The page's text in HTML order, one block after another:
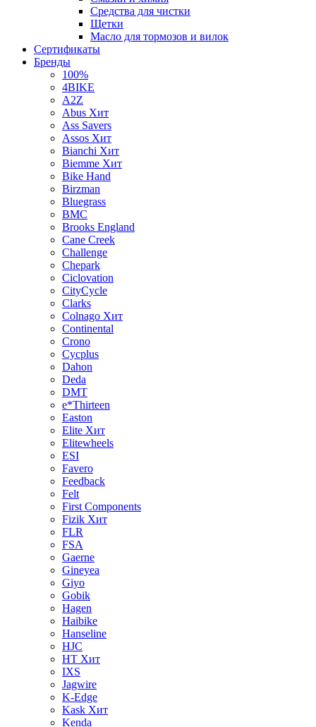
Средства для чистки
Щетки
Масло для тормозов и вилок
Сертификаты
Бренды
100%
4BIKE
A2Z
Abus Хит
Ass Savers
Assos Хит
Bianchi Хит
Biemme Хит
Bike Hand
Birzman
Bluegrass
BMC
Brooks England
Cane Creek
Challenge
Chepark
Ciclovation
CityCycle
Clarks
Colnago Хит
Continental
Crono
Cycplus
Dahon
Deda
DMT
e*Thirteen
Easton
Elite Хит
Elitewheels
ESI
Favero
Feedback
Felt
First Components
Fizik Хит
FLR
FSA
Gaerne
Gineyea
Giyo
Gobik
Hagen
Haibike
Hanseline
HJC
HT Хит
IXS
Jagwire
K-Edge
Kask Хит
Kenda